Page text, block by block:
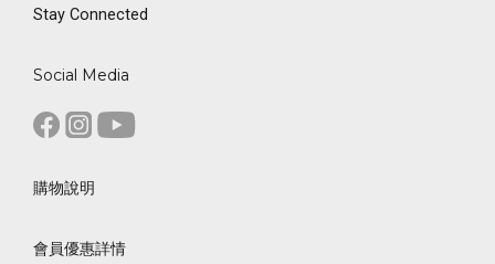
Stay Connected
Social Media
購物說明
會員優惠詳情